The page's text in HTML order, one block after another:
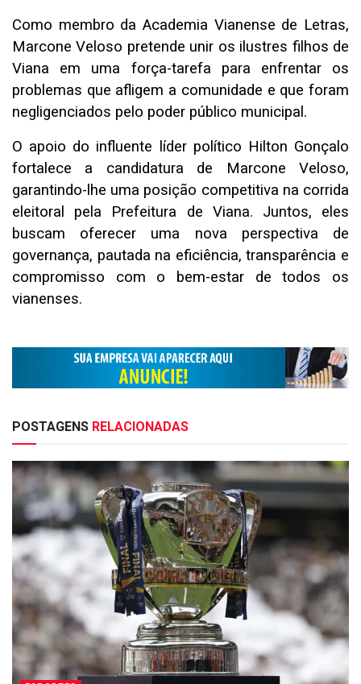
Como membro da Academia Vianense de Letras,
Marcone Veloso pretende unir os ilustres filhos de
Viana em uma força-tarefa para enfrentar os
problemas que afligem a comunidade e que foram
negligenciados pelo poder público municipal.
O apoio do influente líder político Hilton Gonçalo
fortalece a candidatura de Marcone Veloso,
garantindo-lhe uma posição competitiva na corrida
eleitoral pela Prefeitura de Viana. Juntos, eles
buscam oferecer uma nova perspectiva de
governança, pautada na eficiência, transparência e
compromisso com o bem-estar de todos os
vianenses.
POSTAGENS RELACIONADAS